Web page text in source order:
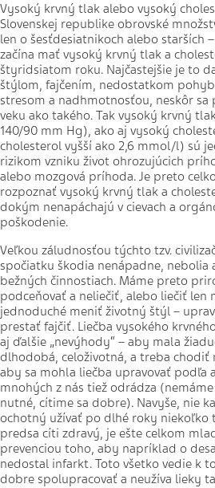
Vysoký krvný tlak alebo vysoký
Slovenskej republike obrovské
len o šesťdesiatnikoch alebo starších
začína mať vysoký krvný tlak a
štyridsiatom roku. Najčastejšie je to
štýlom, fajčením, nedostatkom
stresom a nadhmotnosťou, neskôr sa
veku ako takého. Tak vysoký krvný
140/90 mm Hg), ako aj vysoký
cholesterol vyšší ako 2,6 mmol/l) sú
rizikom vzniku život ohrozujúcich
alebo mozgová príhoda. Je preto
rozpoznať vysoký krvný tlak a
dokým nenapáchajú v cievach a
poškodenie.
Veľkou záludnosťou týchto tzv.
spočiatku škodia nenápadne, nebolia
bežných činnostiach. Máme preto
podceňovať a neliečiť, alebo liečiť len
jednoduché meniť životný štýl –
prestať fajčiť. Liečba vysokého
aj ďalšie „nevýhody“ – aby mala
dlhodobá, celoživotná, a treba chodiť
aby sa mohla liečba upravovať podľa
mnohých z nás tiež odrádza
nutné, cítime sa dobre). Navyše, nie
ochotný užívať po dlhé roky niekoľko
predsa cíti zdravý, je ešte celkom
prevenciou toho, aby napríklad o
nedostal infarkt. Toto všetko vedie k
dobre spolupracovať a neužíva lieky